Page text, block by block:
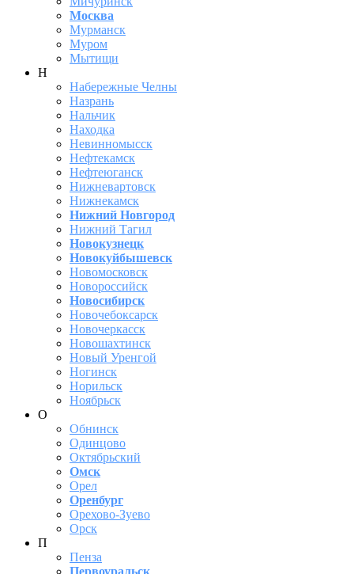
Москва
Мурманск
Муром
Мытищи
Н
Набережные Челны
Назрань
Нальчик
Находка
Невинномысск
Нефтекамск
Нефтеюганск
Нижневартовск
Нижнекамск
Нижний Новгород
Нижний Тагил
Новокузнецк
Новокуйбышевск
Новомосковск
Новороссийск
Новосибирск
Новочебоксарск
Новочеркасск
Новошахтинск
Новый Уренгой
Ногинск
Норильск
Ноябрьск
О
Обнинск
Одинцово
Октябрьский
Омск
Орел
Оренбург
Орехово-Зуево
Орск
П
Пенза